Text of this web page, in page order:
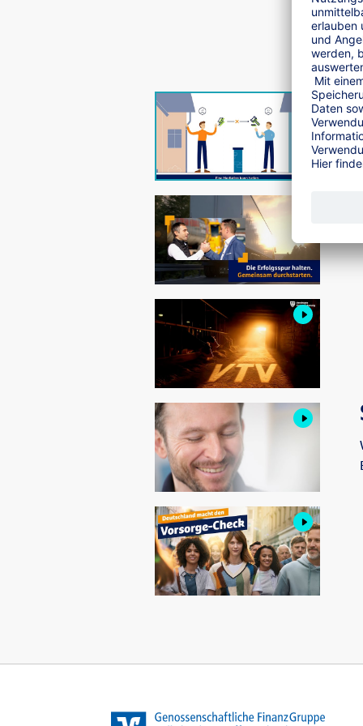
für
Rechtsschutzversicherung
Gebäude + Inhalt
für die
Tierversicherung
für kleine und
Transportversicherungfür